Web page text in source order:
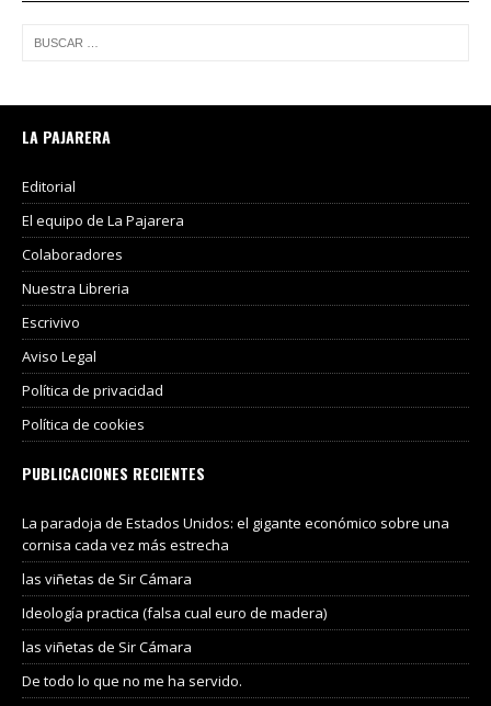
LA PAJARERA
Editorial
El equipo de La Pajarera
Colaboradores
Nuestra Libreria
Escrivivo
Aviso Legal
Política de privacidad
Política de cookies
PUBLICACIONES RECIENTES
La paradoja de Estados Unidos: el gigante económico sobre una
cornisa cada vez más estrecha
las viñetas de Sir Cámara
Ideología practica (falsa cual euro de madera)
las viñetas de Sir Cámara
De todo lo que no me ha servido.